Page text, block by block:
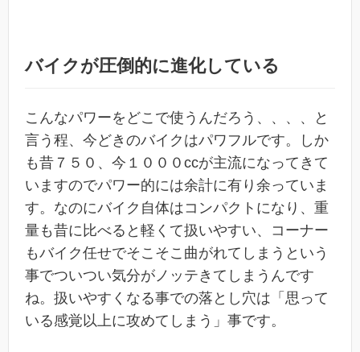
バイクが圧倒的に進化している
こんなパワーをどこで使うんだろう、、、、と
言う程、今どきのバイクはパワフルです。しか
も昔７５０、今１０００ccが主流になってきて
いますのでパワー的には余計に有り余っていま
す。なのにバイク自体はコンパクトになり、重
量も昔に比べると軽くて扱いやすい、コーナー
もバイク任せでそこそこ曲がれてしまうという
事でついつい気分がノッテきてしまうんです
ね。扱いやすくなる事での落とし穴は「思って
いる感覚以上に攻めてしまう」事です。